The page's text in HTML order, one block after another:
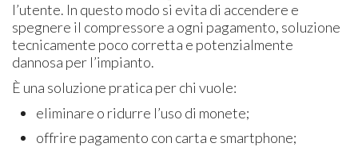
l’utente. In questo modo si evita di accendere e
spegnere il compressore a ogni pagamento, soluzione
tecnicamente poco corretta e potenzialmente
dannosa per l’impianto.
È una soluzione pratica per chi vuole:
eliminare o ridurre l’uso di monete;
offrire pagamento con carta e smartphone;